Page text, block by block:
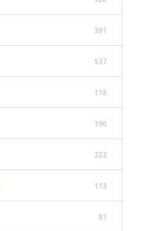
391
537
118
190
222
113
81